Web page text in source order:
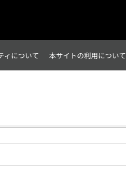
ィについて 本サイトの利用について